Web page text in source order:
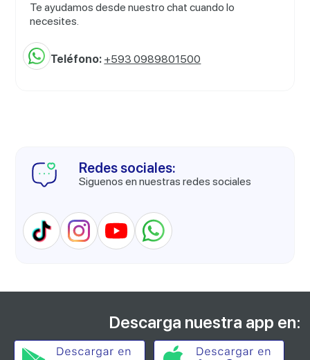
Te ayudamos desde nuestro chat cuando lo
necesites.
Teléfono: +593 0989801500
Redes sociales:
Siguenos en nuestras redes sociales
Descarga nuestra app en: